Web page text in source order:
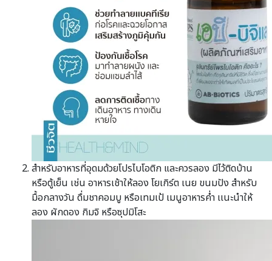
สำหรับอาหารที่อุดมด้วยโปรไบโอติก และควรลอง มีไว้ติดบ้าน
หรือตู้เย็น เช่น อาหารเช้าให้ลอง โยเกิร์ต เนย ขนมปัง สำหรับ
มื้อกลางวัน ดื่มชาคอมบู หรือเทมเป้ เมนูอาหารค่ำ เเนะนำให้
ลอง ผักดอง กิมจิ หรือซุปมิโสะ